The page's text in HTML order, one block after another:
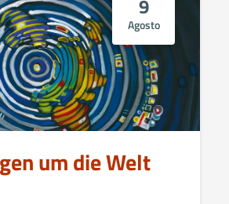
9
Agosto
um die Welt